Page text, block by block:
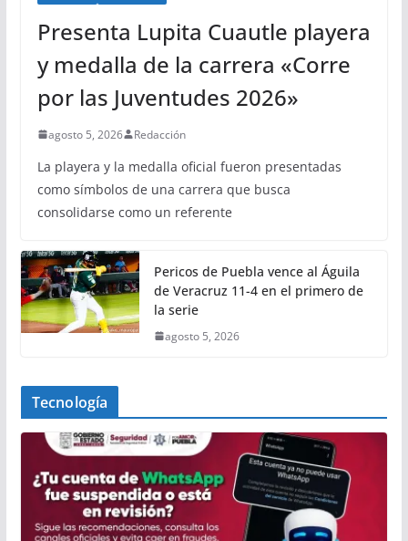
Presenta Lupita Cuautle playera
y medalla de la carrera «Corre
por las Juventudes 2026»
agosto 5, 2026 Redacción
La playera y la medalla oficial fueron presentadas
como símbolos de una carrera que busca
consolidarse como un referente
Pericos de Puebla vence al Águila
de Veracruz 11-4 en el primero de
la serie
agosto 5, 2026
Tecnología